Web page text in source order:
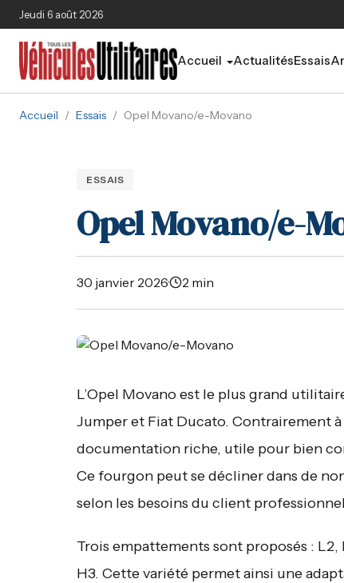
Aller au contenu principal
Jeudi 6 août 2026
Accueil ActualitésEssais
Accueil / Essais / Opel Movano/e-Movano
ESSAIS
Opel Movano/e-
30 janvier 2026· 2 min
L’Opel Movano est le plus grand
Jumper et Fiat Ducato. Contrairement
documentation riche, utile pour bien
Ce fourgon peut se décliner dans de
selon les besoins du client
Trois empattements sont proposés :
H3. Cette variété permet ainsi une